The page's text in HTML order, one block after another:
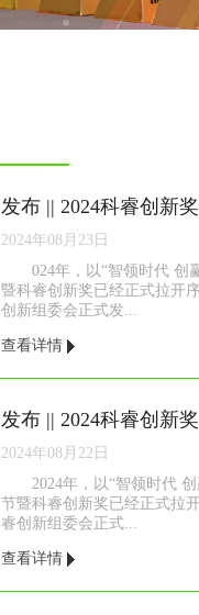
发布 || 2024科睿创新
2024年08月23日
024年，以“智领时代 创
暨科睿创新奖已经正式拉开
创新组委会正式发...
查看详情
发布 || 2024科睿创新
2024年08月22日
2024年，以“智领时代
节暨科睿创新奖已经正式拉
睿创新组委会正式...
查看详情